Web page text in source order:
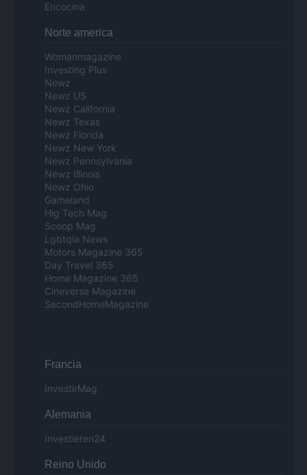
Encocina
Norte america
Womanmagazine
Investing Plus
Newz
Newz US
Newz California
Newz Texas
Newz Florida
Newz New York
Newz Pennsylvania
Newz Illinois
Newz Ohio
Gameland
Hig Tech Mag
Scoop Mag
Lgbtqia News
Motors Magazine 365
Day Travel 365
Home Magazine 365
Cineverse Magazine
SecondHomeMagazine
Francia
InvestirMag
Alemania
Investieren24
Reino Unido